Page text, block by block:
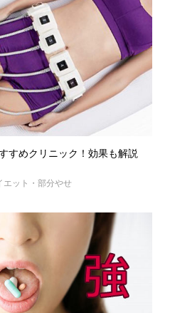
すめクリニック！効果も解説
エット・部分やせ